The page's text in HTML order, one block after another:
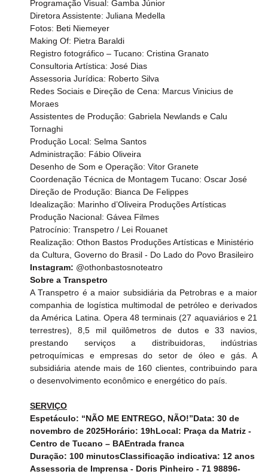
Programação Visual: Gamba Júnior
Diretora Assistente: Juliana Medella
Fotos: Beti Niemeyer
Making Of: Pietra Baraldi
Registro fotográfico – Tucano: Cristina Granato
Consultoria Artística: José Dias
Assessoria Jurídica: Roberto Silva
Redes Sociais e Direção de Cena: Marcus Vinicius de
Moraes
Assistentes de Produção: Gabriela Newlands e Calu
Tornaghi
Produção Local: Selma Santos
Administração: Fábio Oliveira
Desenho de Som e Operação: Vitor Granete
Coordenação Técnica de Montagem Tucano: Oscar José
Direção de Produção: Bianca De Felippes
Idealização: Marinho d’Oliveira Produções Artísticas
Produção Nacional: Gávea Filmes
Patrocínio: Transpetro / Lei Rouanet
Realização: Othon Bastos Produções Artísticas e Ministério
da Cultura, Governo do Brasil - Do Lado do Povo Brasileiro
Instagram: @othonbastosnoteatro
Sobre a Transpetro
A Transpetro é a maior subsidiária da Petrobras e a maior
companhia de logística multimodal de petróleo e derivados
da América Latina. Opera 48 terminais (27 aquaviários e 21
terrestres), 8,5 mil quilômetros de dutos e 33 navios,
prestando serviços a distribuidoras, indústrias
petroquímicas e empresas do setor de óleo e gás. A
subsidiária atende mais de 160 clientes, contribuindo para
o desenvolvimento econômico e energético do país.
SERVIÇO
Espetáculo: “NÃO ME ENTREGO, NÃO!”Data: 30 de
novembro de 2025Horário: 19hLocal: Praça da Matriz -
Centro de Tucano – BAEntrada franca
Duração: 100 minutosClassificação indicativa: 12 anos
Assessoria de Imprensa - Doris Pinheiro - 71 98896-